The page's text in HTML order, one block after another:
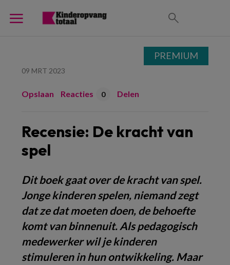
09 MRT 2023
Opslaan Reacties 0 Delen
Recensie: De kracht van
spel
Dit boek gaat over de kracht van spel.
Jonge kinderen spelen, niemand zegt
dat ze dat moeten doen, de behoefte
komt van binnenuit. Als pedagogisch
medewerker wil je kinderen
stimuleren in hun ontwikkeling. Maar
PREMIUM